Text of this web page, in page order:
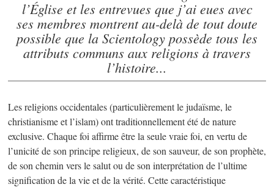
l’Église et les entrevues que j’ai eues avec
ses membres montrent au-delà de tout doute
possible que la Scientology possède tous les
attributs communs aux religions à travers
l’histoire...
Les religions occidentales (particulièrement le judaïsme, le
christianisme et l’islam) ont traditionnellement été de nature
exclusive. Chaque foi affirme être la seule vraie foi, en vertu de
l’unicité de son principe religieux, de son sauveur, de son prophète,
de son chemin vers le salut ou de son interprétation de l’ultime
signification de la vie et de la vérité. Cette caractéristique